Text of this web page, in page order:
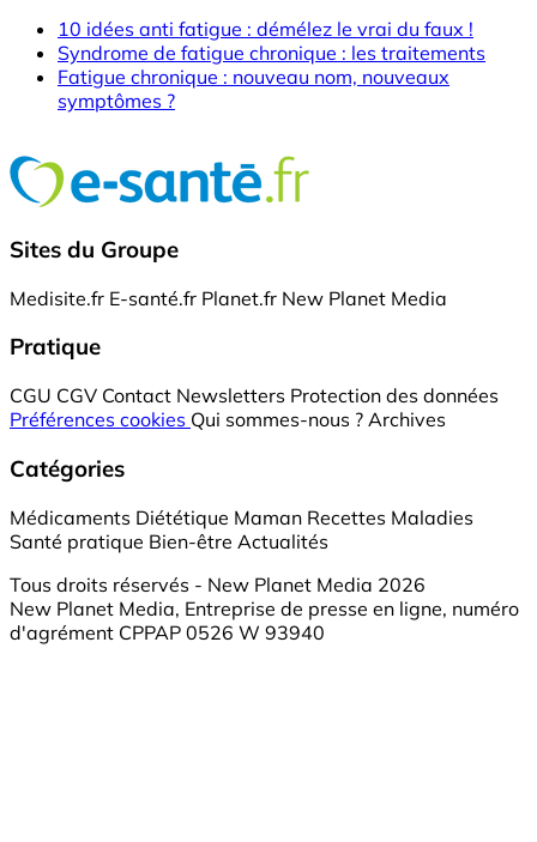
10 idées anti fatigue : démélez le vrai du faux !
Syndrome de fatigue chronique : les traitements
Fatigue chronique : nouveau nom, nouveaux
symptômes ?
Sites du Groupe
Medisite.fr E-santé.fr Planet.fr New Planet Media
Pratique
CGU CGV Contact Newsletters Protection des données
Préférences cookies Qui sommes-nous ? Archives
Catégories
Médicaments Diététique Maman Recettes Maladies
Santé pratique Bien-être Actualités
Tous droits réservés - New Planet Media 2026
New Planet Media, Entreprise de presse en ligne, numéro
d'agrément CPPAP 0526 W 93940